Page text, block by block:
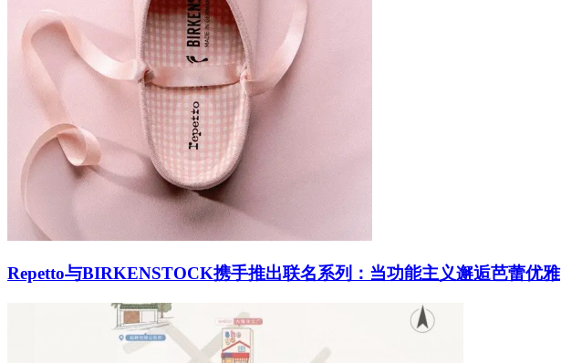
Repetto与BIRKENSTOCK携手推出联名系列：当功能主义邂逅芭蕾优雅